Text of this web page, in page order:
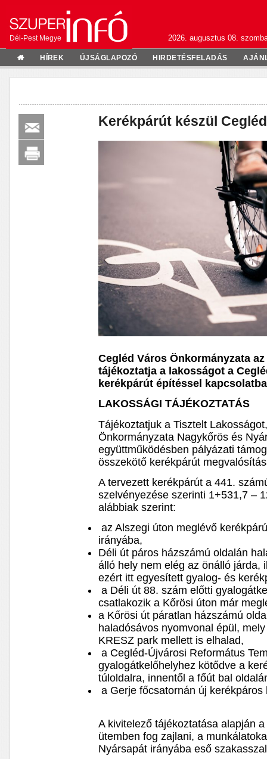
Dél-Pest Megye 2026. augusztus 08.
HÍREK ÚJSÁGLAPOZÓ HIRDETÉSFELADÁS
Kerékpárút készül
Cegléd Város Önkormányzata
tájékoztatja a lakosságot a
kerékpárút építéssel
LAKOSSÁGI TÁJÉKOZTATÁS
Tájékoztatjuk a Tisztelt
Önkormányzata Nagykőrös és
együttműködésben pályázati
összekötő kerékpárút
A tervezett kerékpárút a 441.
szelvényezése szerinti 1+531,7 –
alábbiak szerint:
az Alszegi úton meglévő
irányába,
Déli út páros házszámú oldalán
álló hely nem elég az önálló járda,
ezért itt egyesített gyalog- és
a Déli út 88. szám előtti
csatlakozik a Kőrösi úton már
a Kőrösi út páratlan házszámú
haladósávos nyomvonal épül,
KRESZ park mellett is elhalad,
a Cegléd-Újvárosi Református
gyalogátkelőhelyhez kötődve a
túloldalra, innentől a főút bal
a Gerje főcsatornán új kerékpáros
A kivitelező tájékoztatása alapján
ütemben fog zajlani, a
Nyársapát irányába eső